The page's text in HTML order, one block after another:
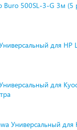
Buro 500SL-3-G 3м (5
для HP
для
Универсальный для